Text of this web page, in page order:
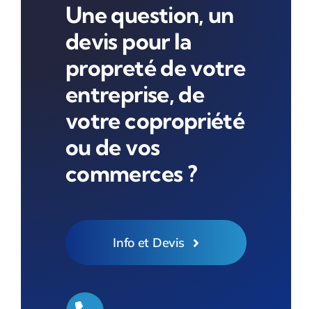
Une question, un
devis pour la
propreté de votre
entreprise, de
votre copropriété
ou de vos
commerces ?
Info et Devis